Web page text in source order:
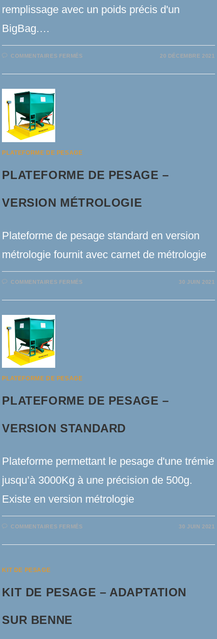
remplissage avec un poids précis d'un
BigBag.…
COMMENTAIRES FERMÉSSUR
PESAGE
20 DÉCEMBRE 2021
PLATEFORME DE PESAGE
PLATEFORME DE PESAGE –
VERSION MÉTROLOGIE
Plateforme de pesage standard en version
métrologie fournit avec carnet de métrologie
COMMENTAIRES FERMÉSSUR
PESAGE
30 JUIN 2021
PLATEFORME DE PESAGE
PLATEFORME DE PESAGE –
VERSION STANDARD
Plateforme permettant le pesage d'une trémie
jusqu’à 3000Kg à une précision de 500g.
Existe en version métrologie
COMMENTAIRES FERMÉSSUR
PESAGE
30 JUIN 2021
KIT DE PESAGE
KIT DE PESAGE – ADAPTATION
SUR BENNE